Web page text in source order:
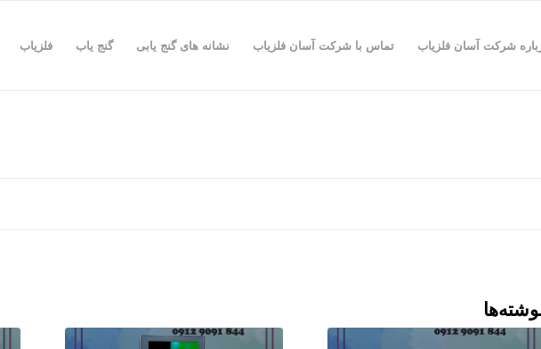
شرکت آسان فلزیاب تماس با شرکت آسان فلزیاب نشانه های گنج یابی گنج یاب فلزیاب